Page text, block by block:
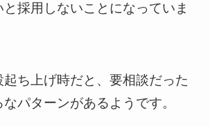
採用しないことになっていま
起ち上げ時だと、要相談だった
パターンがあるようです。